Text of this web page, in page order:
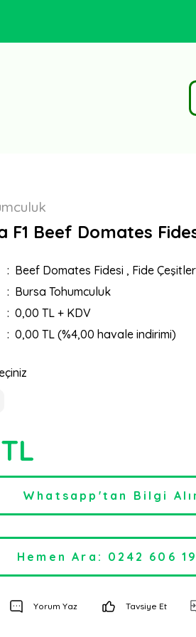
F1 Beef Domates
Beef Domates Fidesi , Fide
Bursa Tohumculuk
0,00 TL + KDV
0,00 TL (%4,00 havale indirimi)
Whatsapp'tan Bilgi
Hemen Ara: 0242 606
Yorum Yaz Tavsiye Et